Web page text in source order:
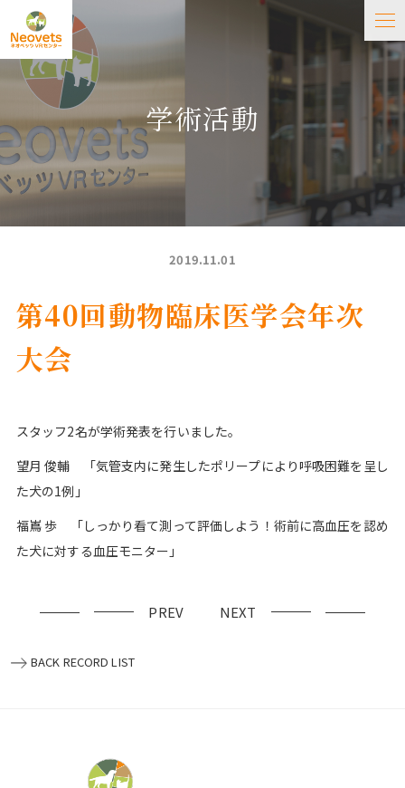
学術活動
2019.11.01
第40回動物臨床医学会年次
大会
スタッフ2名が学術発表を行いました。
望月 俊輔 「気管支内に発生したポリープにより呼吸困難を呈し
た犬の1例」
福嶌 歩 「しっかり看て測って評価しよう！術前に高血圧を認め
た犬に対する血圧モニター」
PREV NEXT
BACK RECORD LIST